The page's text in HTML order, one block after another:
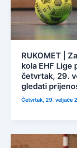
RUKOMET |
kola EHF Lige
četvrtak, 29.
gledati
Četvrtak, 29. veljače